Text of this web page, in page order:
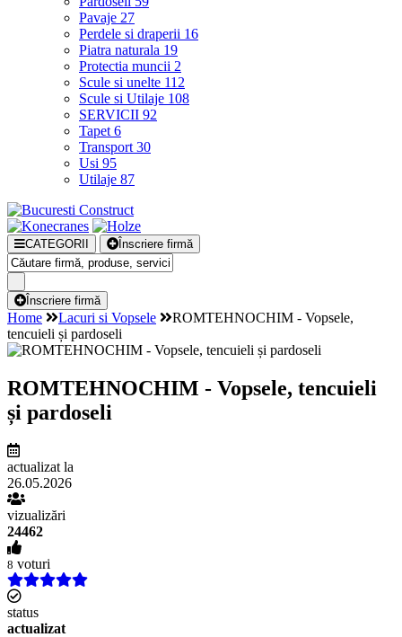
Pavaje 27
Perdele si draperii 16
Piatra naturala 19
Protectia muncii 2
Scule si unelte 112
Scule si Utilaje 108
SERVICII 92
Tapet 6
Transport 30
Usi 95
Utilaje 87
CATEGORII Înscriere firmă
Înscriere firmă
Home Lacuri si Vopsele
ROMTEHNOCHIM - Vopsele,
tencuieli și pardoseli
ROMTEHNOCHIM - Vopsele, tencuieli
și pardoseli
actualizat la
26.05.2026
vizualizări
24462
8 voturi
status
actualizat